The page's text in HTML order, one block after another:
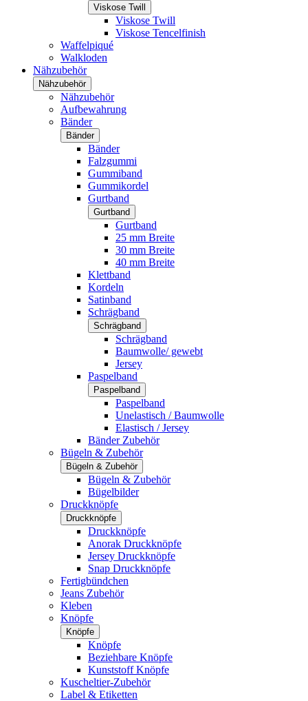
Viskose Twill
Viskose Twill
Viskose Tencelfinish
Waffelpiqué
Walkloden
Nähzubehör
Nähzubehör
Nähzubehör
Aufbewahrung
Bänder
Bänder
Bänder
Falzgummi
Gummiband
Gummikordel
Gurtband
Gurtband
Gurtband
25 mm Breite
30 mm Breite
40 mm Breite
Klettband
Kordeln
Satinband
Schrägband
Schrägband
Schrägband
Baumwolle/ gewebt
Jersey
Paspelband
Paspelband
Paspelband
Unelastisch / Baumwolle
Elastisch / Jersey
Bänder Zubehör
Bügeln & Zubehör
Bügeln & Zubehör
Bügeln & Zubehör
Bügelbilder
Druckknöpfe
Druckknöpfe
Druckknöpfe
Anorak Druckknöpfe
Jersey Druckknöpfe
Snap Druckknöpfe
Fertigbündchen
Jeans Zubehör
Kleben
Knöpfe
Knöpfe
Knöpfe
Beziehbare Knöpfe
Kunststoff Knöpfe
Kuscheltier-Zubehör
Label & Etiketten